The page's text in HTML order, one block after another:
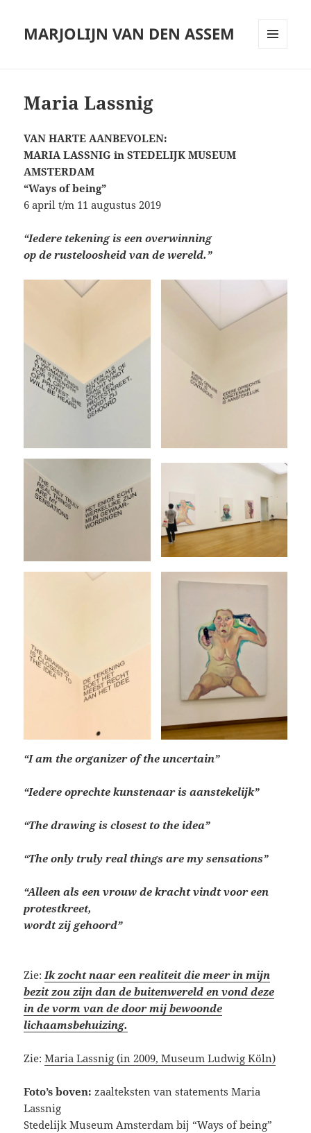
MARJOLIJN VAN DEN ASSEM
Maria Lassnig
VAN HARTE AANBEVOLEN:
MARIA LASSNIG in STEDELIJK MUSEUM
AMSTERDAM
“Ways of being”
6 april t/m 11 augustus 2019
“Iedere tekening is een overwinning
op de rusteloosheid van de wereld.”
“I am the organizer of the uncertain”
“Iedere oprechte kunstenaar is aanstekelijk”
“The drawing is closest to the idea”
“The only truly real things are my sensations”
“Alleen als een vrouw de kracht vindt voor een
protestkreet,
wordt zij gehoord”
Zie:Ik zocht naar een realiteit die meer in mijn
bezit zou zijn dan de buitenwereld en vond deze
in de vorm van de door mij bewoonde
lichaamsbehuizing.
Zie:Maria Lassnig (in 2009, Museum Ludwig Köln)
Foto’s boven: zaalteksten van statements Maria
Lassnig
Stedelijk Museum Amsterdam bij “Ways of being”